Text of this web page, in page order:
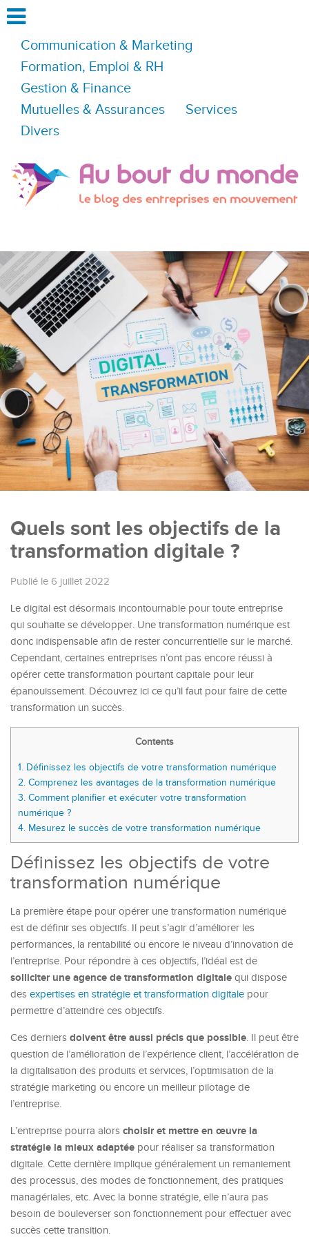
Communication & Marketing
Formation, Emploi & RH
Gestion & Finance
Mutuelles & Assurances
Services
Divers
Quels sont les objectifs de la
transformation digitale ?
Publié le 6 juillet 2022
Le digital est désormais incontournable pour toute entreprise
qui souhaite se développer. Une transformation numérique est
donc indispensable afin de rester concurrentielle sur le marché.
Cependant, certaines entreprises n’ont pas encore réussi à
opérer cette transformation pourtant capitale pour leur
épanouissement. Découvrez ici ce qu’il faut pour faire de cette
transformation un succès.
Contents
1. Définissez les objectifs de votre transformation numérique
2. Comprenez les avantages de la transformation numérique
3. Comment planifier et exécuter votre transformation
numérique ?
4. Mesurez le succès de votre transformation numérique
Définissez les objectifs de votre
transformation numérique
La première étape pour opérer une transformation numérique
est de définir ses objectifs. Il peut s’agir d’améliorer les
performances, la rentabilité ou encore le niveau d’innovation de
l’entreprise. Pour répondre à ces objectifs, l’idéal est de
solliciter une agence de transformation digitale qui dispose
des expertises en stratégie et transformation digitale pour
permettre d’atteindre ces objectifs.
Ces derniers doivent être aussi précis que possible. Il peut être
question de l’amélioration de l’expérience client, l’accélération de
la digitalisation des produits et services, l’optimisation de la
stratégie marketing ou encore un meilleur pilotage de
l’entreprise.
L’entreprise pourra alors choisir et mettre en œuvre la
stratégie la mieux adaptée pour réaliser sa transformation
digitale. Cette dernière implique généralement un remaniement
des processus, des modes de fonctionnement, des pratiques
managériales, etc. Avec la bonne stratégie, elle n’aura pas
besoin de bouleverser son fonctionnement pour effectuer avec
succès cette transition.